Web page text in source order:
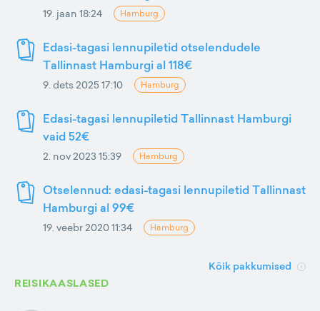
19. jaan 18:24 Hamburg
Edasi-tagasi lennupiletid otselendudele
Tallinnast Hamburgi al 118€
9. dets 2025 17:10 Hamburg
Edasi-tagasi lennupiletid Tallinnast Hamburgi
vaid 52€
2. nov 2023 15:39 Hamburg
Otselennud: edasi-tagasi lennupiletid Tallinnast
Hamburgi al 99€
19. veebr 2020 11:34 Hamburg
Kõik pakkumised
REISIKAASLASED